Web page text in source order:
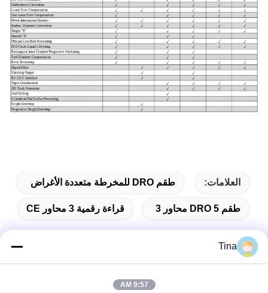
العلامات: طقم DRO للمخرطة متعددة الأغراض
طقم DRO 5 محاور 3 قراءة رقمية 3 محاور CE
Tina
9:57 AM